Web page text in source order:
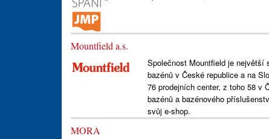
Mountfield a.s.
Společnost Mountfield je největší
bazénů v České republice a na
76 prodejních center, z toho 58 v
bazénů a bazénového
svůj e-shop.
MORA